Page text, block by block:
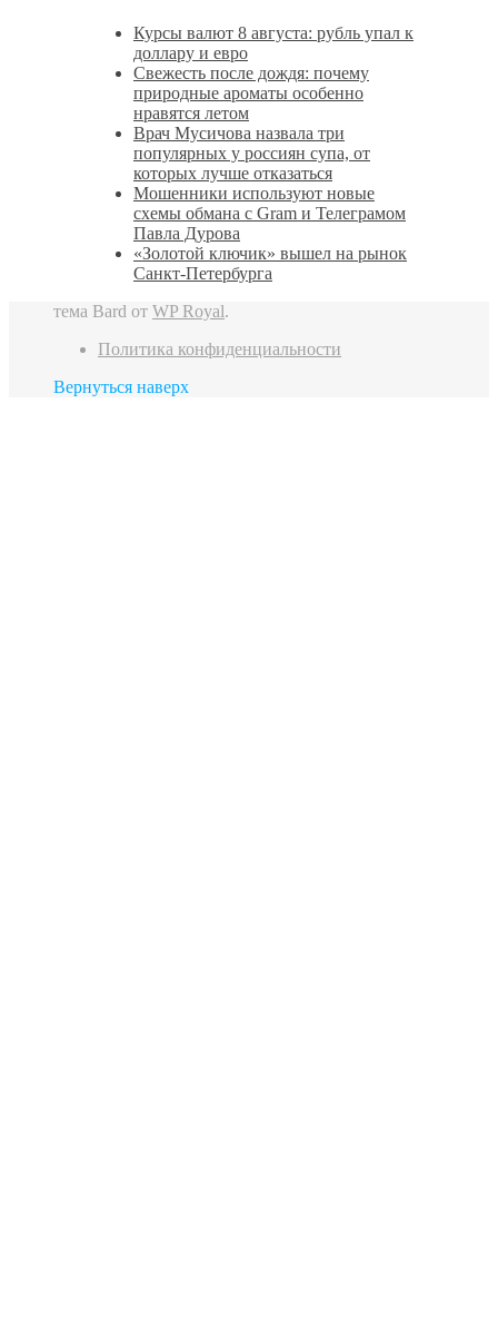
Курсы валют 8 августа: рубль упал к
доллару и евро
Свежесть после дождя: почему
природные ароматы особенно
нравятся летом
Врач Мусичова назвала три
популярных у россиян супа, от
которых лучше отказаться
Мошенники используют новые
схемы обмана с Gram и Телеграмом
Павла Дурова
«Золотой ключик» вышел на рынок
Санкт‑Петербурга
тема Bard от WP Royal.
Политика конфиденциальности
Вернуться наверх